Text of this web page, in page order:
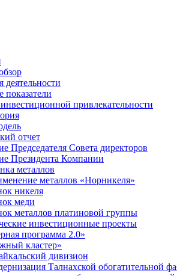
деятельности
привлекательности
отчет
Председателя Совета директоров
Президента Компании
металлов
металлов «Норникеля»
никеля
меди
металлов платиновой группы
инвестиционные проекты
программа 2.0»
кластер»
дивизион
Талнахской обогатительной